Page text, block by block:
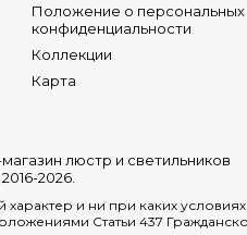
Положение о персональных
конфиденциальности
Коллекции
Карта
люстр и светильников
, 2016-2026.
и ни при каких
Статьи 437